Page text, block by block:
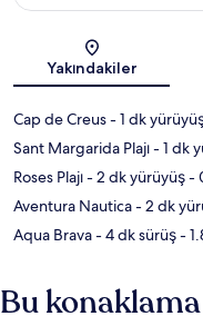
Yakındakiler
Cap de Creus- 1 dk
Sant Margarida Plajı- 1 dk
Roses Plajı- 2 dk yürüyüş-
Aventura Nautica- 2 dk
Aqua Brava- 4 dk sürüş-
Bu